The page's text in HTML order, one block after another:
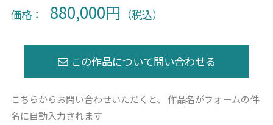
価格： 880,000円 （税込）
こちらからお問い合わせいただくと、
作品名がフォームの件
名に自動入力されます